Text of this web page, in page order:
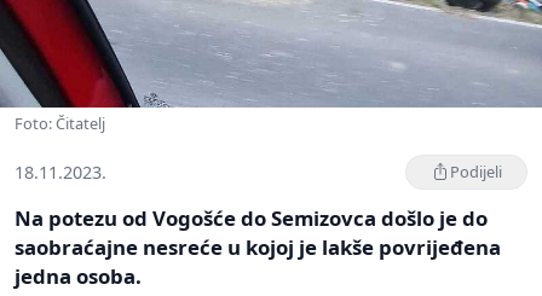
Foto: Čitatelj
18.11.2023. Podijeli
Na potezu od Vogošće do Semizovca došlo je do
saobraćajne nesreće u kojoj je lakše povrijeđena
jedna osoba.